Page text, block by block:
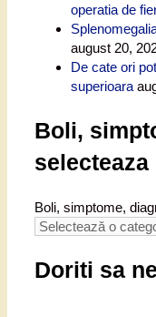
operatia de
august 20,
De cate ori
superioara
Boli,
selecteaza
Boli, simptome,
Doriti sa